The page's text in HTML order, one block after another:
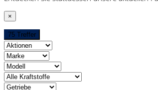
×
75 Treffer